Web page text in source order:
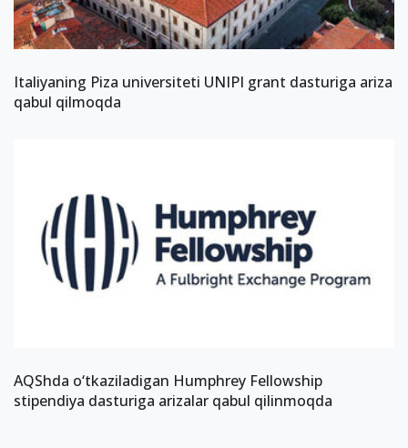
Italiyaning Piza universiteti UNIPI grant dasturiga ariza
qabul qilmoqda
AQShda o‘tkaziladigan Humphrey Fellowship
stipendiya dasturiga arizalar qabul qilinmoqda